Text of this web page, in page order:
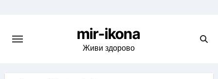
content
mir-ikona
Живи здорово